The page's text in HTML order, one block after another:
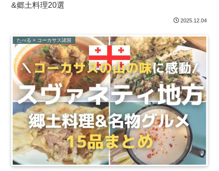
&郷土料理20選
2025.12.04
たべる × コーカサス諸国